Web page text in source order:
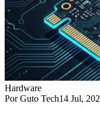
Hardware
Por Guto Tech14 Jul,